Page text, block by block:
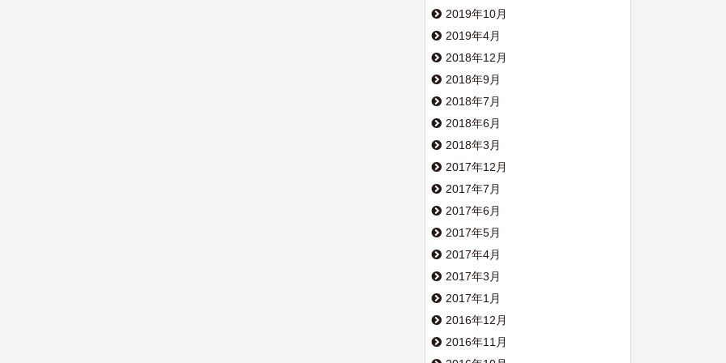
2019年10月
2019年4月
2018年12月
2018年9月
2018年7月
2018年6月
2018年3月
2017年12月
2017年7月
2017年6月
2017年5月
2017年4月
2017年3月
2017年1月
2016年12月
2016年11月